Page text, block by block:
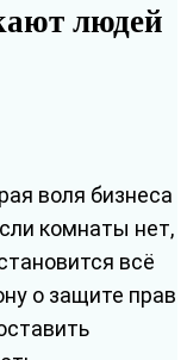
людей
воля бизнеса
комнаты нет,
всё
о защите прав